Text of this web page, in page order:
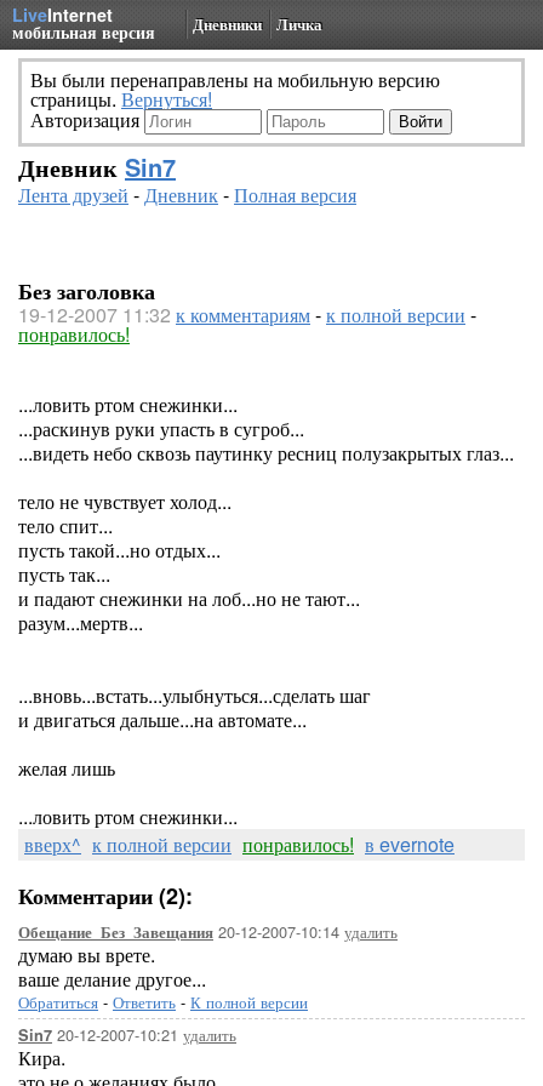
LiveInternet
мобильная версия Дневники Личка
Вы были перенаправлены на мобильную версию
страницы. Вернуться!
Авторизация
Дневник Sin7
Лента друзей -Дневник-Полная версия
Без заголовка
19-12-2007 11:32 к комментариям-к полной версии -
понравилось!
...ловить ртом снежинки...
...раскинув руки упасть в сугроб...
...видеть небо сквозь паутинку ресниц полузакрытых глаз...
тело не чувствует холод...
тело спит...
пусть такой...но отдых...
пусть так...
и падают снежинки на лоб...но не тают...
разум...мертв...
...вновь...встать...улыбнуться...сделать шаг
и двигаться дальше...на автомате...
желая лишь
...ловить ртом снежинки...
вверх^ к полной версии понравилось! в evernote
Комментарии (2):
Обещание_Без_Завещания 20-12-2007-10:14 удалить
думаю вы врете.
ваше делание другое...
Обратиться - Ответить - К полной версии
Sin7 20-12-2007-10:21 удалить
Кира.